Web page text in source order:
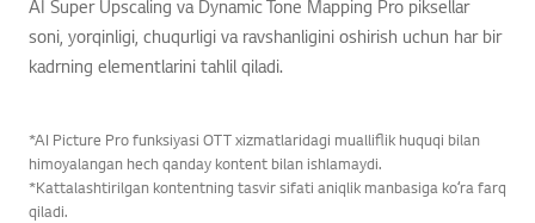
AI Super Upscaling va Dynamic Tone Mapping Pro piksellar
soni, yorqinligi, chuqurligi va ravshanligini oshirish uchun har bir
kadrning elementlarini tahlil qiladi.
*AI Picture Pro funksiyasi OTT xizmatlaridagi mualliflik huquqi bilan
himoyalangan hech qanday kontent bilan ishlamaydi.
*Kattalashtirilgan kontentning tasvir sifati aniqlik manbasiga koʻra farq
qiladi.